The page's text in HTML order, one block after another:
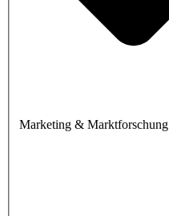
Marketing & Marktforschung